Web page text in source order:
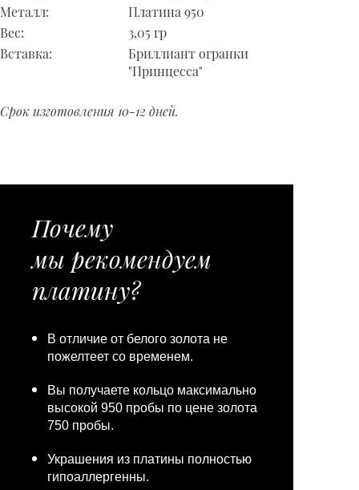
Металл:
Платина 950
Вес:
3,05 гр
Вставка:
Бриллиант огранки
"Принцесса"
Срок изготовления 10-12 дней.
Почему
мы рекомендуем
платину?
В отличие от белого золота не
пожелтеет со временем.
Вы получаете кольцо максимально
высокой 950 пробы по цене золота
750 пробы.
Украшения из платины полностью
гипоаллергенны.